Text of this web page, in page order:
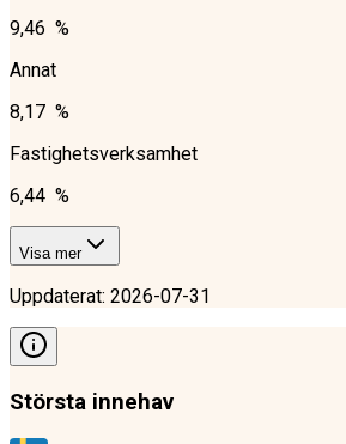
9,46 %
Annat
8,17 %
Fastighetsverksamhet
6,44 %
Visa mer
Uppdaterat: 2026-07-31
Största innehav